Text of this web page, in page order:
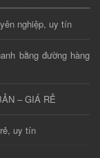
nghiệp, uy tín
bằng đường hàng
– GIÁ RẺ
uy tín